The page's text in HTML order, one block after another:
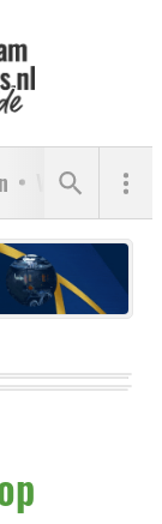
Verenigingen